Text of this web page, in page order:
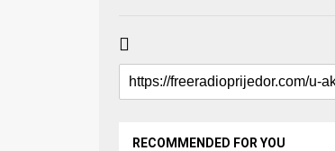
RECOMMENDED FOR YOU